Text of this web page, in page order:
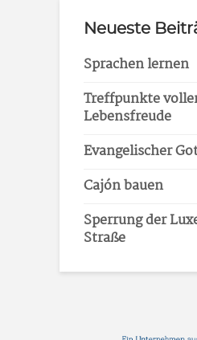
Neueste
Sprachen lernen
Treffpunkte
Lebensfreude
Evangelischer
Cajón bauen
Sperrung der
Straße